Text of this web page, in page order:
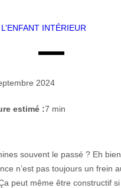
INTÉRIEUR
2024
estimé :7 min
souvent le passé ? Eh
n’est pas toujours un frein
peut même être constructif si